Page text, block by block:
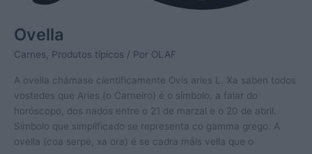
Ovella
Carnes Produtos típicos / Por OLAF
A ovella chámase cientificamente Ovis aries L. Xa saben todos
vostedes que Aries (o Carneiro) é o símbolo, a falar do
horóscopo, dos nados entre o 21 de marzal e o 20 de abril.
Símbolo que simplificado se representa co gamma grego. A
ovella (coa serpe, xa ora) é se cadra máis vella que o